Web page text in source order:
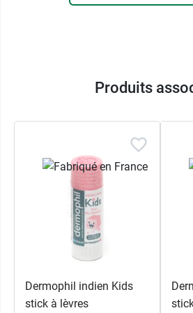
Produits
Dermophil indien Kids
stick à lèvres